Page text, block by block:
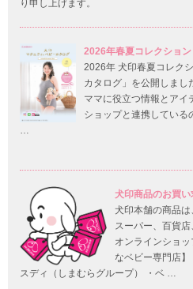
り申し上げます。
2026年春夏コレクショ
2026年 犬印春夏コレク
カタログ」を公開しまし
ママに役立つ情報とアイ
ショップと連携している
犬印商品のお買
犬印本舗の商品は
スーパー、百貨
オンラインショ
なベビー専門店
スディ（しまむらグループ） ・ベ …